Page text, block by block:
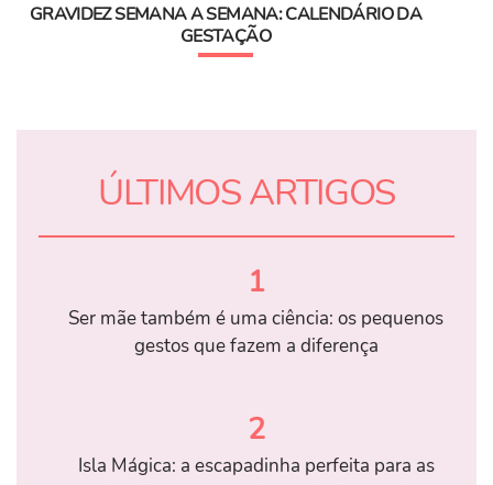
GRAVIDEZ SEMANA A SEMANA: CALENDÁRIO DA
GESTAÇÃO
ÚLTIMOS ARTIGOS
1
Ser mãe também é uma ciência: os pequenos
gestos que fazem a diferença
2
Isla Mágica: a escapadinha perfeita para as